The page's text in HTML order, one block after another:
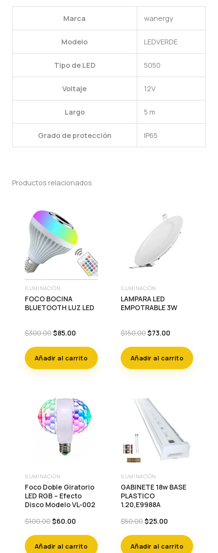
Marca wanergy
Modelo LEDVERDE
Tipo de LED 5050
Voltaje 12V
Largo 5 m
Grado de protección IP65
Productos relacionados
ILUMINACIÓN
FOCO BOCINA
BLUETOOTH LUZ LED
$300.00Original
$300.00.
$85.00Current
$85.00.
Añadir al carrito
ILUMINACIÓN
LAMPARA LED
EMPOTRABLE 3W
$150.00Original
$150.00.
$73.00Current
$73.00.
Añadir al carrito
ILUMINACIÓN
Foco Doble Giratorio
LED RGB – Efecto
Disco Modelo VL-002
$100.00Original
was:
$100.00.
$60.00Current
is:
$60.00.
Añadir al carrito
ILUMINACIÓN
GABINETE 18w BASE
PLASTICO
1.20,E9988A
$50.00Original
was:
$50.00.
$25.00Current
is:
$25.00.
Añadir al carrito